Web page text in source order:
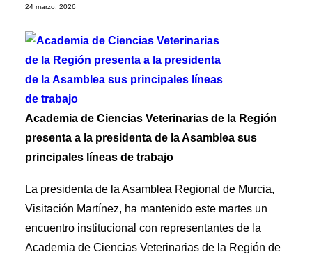
24 marzo, 2026
Academia de Ciencias Veterinarias de la Región
presenta a la presidenta de la Asamblea sus
principales líneas de trabajo
La presidenta de la Asamblea Regional de Murcia,
Visitación Martínez, ha mantenido este martes un
encuentro institucional con representantes de la
Academia de Ciencias Veterinarias de la Región de